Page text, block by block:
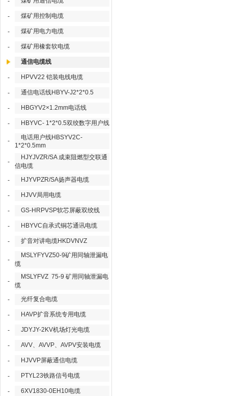
- 煤矿用控制电缆
- 煤矿用电力电缆
- 煤矿用橡套软电缆
通信电缆线
- HPVV22 铠装电线电缆
- 通信电话线HBYV-J2*2*0.5
- HBGYV2×1.2mm电话线
- HBYVC- 1*2*0.5双绞数字用户线
-
电话用户线HBSYV2C-
1*2*0.5mm
-
HJYJVZR/SA 成束阻燃型交联通
信电缆
-
HJYVPZR/SA扬声器电缆
- HJVV局用电缆
- GS-HRPVSP软芯屏蔽双绞线
- HBYVC自承式铜芯通讯电缆
- 扩音对讲电缆HKDVNVZ
-
MSLYFYVZ50-9矿用同轴泄漏电
缆
-
MSLYFVZ 75-9 矿用同轴泄漏电
缆
-
光纤复合电缆
- HAVP扩音系统专用电缆
- JDYJY-2KV机场灯光电缆
- AVV、AVVP、AVPV安装电缆
- HJVVP屏蔽通信电缆
- PTYL23铁路信号电缆
- 6XV1830-0EH10电缆